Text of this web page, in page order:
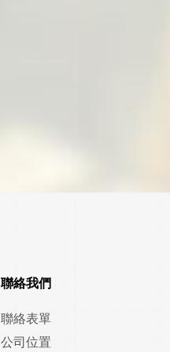
聯絡我們
聯絡表單
公司位置